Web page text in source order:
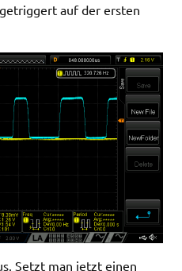
auf der ersten
Setzt man jetzt einen